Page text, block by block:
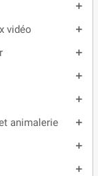
add
vidéo add
add
add
add
animalerie add
add
add